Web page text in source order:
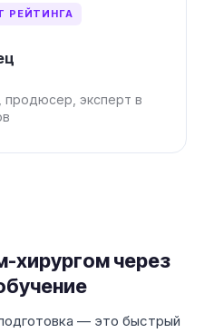
РЕЙТИНГА
продюсер, эксперт в
хирургом через
— это быстрый